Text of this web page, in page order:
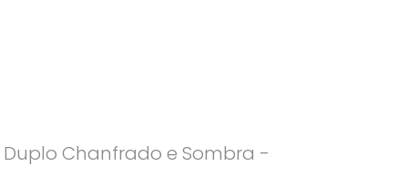
Duplo Chanfrado e Sombra -